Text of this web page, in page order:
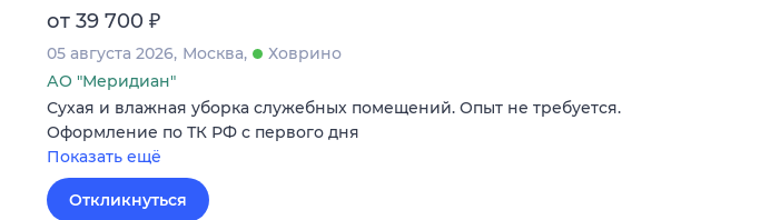
от 39 700 ₽
05 августа 2026 Москва
Ховрино
АО "Меридиан"
Сухая и влажная уборка служебных помещений. Опыт не требуется.
Оформление по ТК РФ с первого дня
Показать ещё
Откликнуться